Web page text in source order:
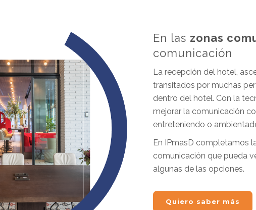
En las zonas
comunicación
La recepción del hotel,
transitados por muchas
dentro del hotel. Con la
mejorar la comunicación
entreteniendo o
En IPmasD completamos
comunicación que pueda
algunas de las opciones.
Quiero saber más